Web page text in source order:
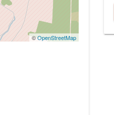
©OpenStreetMap